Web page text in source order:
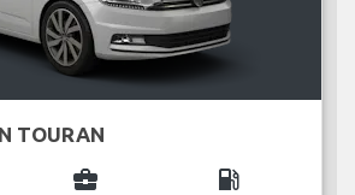
TOURAN
business_center local_gas_station